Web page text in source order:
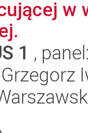
w
1 ,